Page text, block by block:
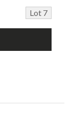
Lot 7